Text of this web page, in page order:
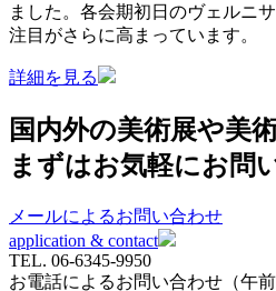
ました。各会期初日のヴェルニ
注目がさらに高まっています。
詳細を見る
国内外の美術展や美
まずはお気軽にお問
メールによるお問い合わせ
application & contact
TEL. 06-6345-9950
お電話によるお問い合わせ（午